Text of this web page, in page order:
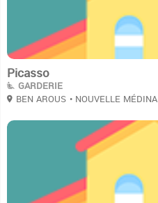
Picasso
GARDERIE
BEN AROUS • NOUVELLE MÉDINA